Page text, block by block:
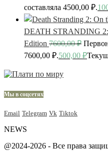
составляла 4500,00 ₽.
DEATH STRANDING
Edition 7600,00₽
7600,00 ₽.500,00 ₽
Мы в соцсетях
Email Telegram Vk Tiktok
NEWS
@2024-2026 - Все права